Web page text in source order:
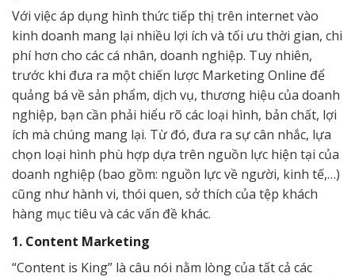
Với việc áp dụng hình thức tiếp thị trên internet vào
kinh doanh mang lại nhiều lợi ích và tối ưu thời gian, chi
phí hơn cho các cá nhân, doanh nghiệp. Tuy nhiên,
trước khi đưa ra một chiến lược Marketing Online để
quảng bá về sản phẩm, dịch vụ, thương hiệu của doanh
nghiệp, bạn cần phải hiểu rõ các loại hình, bản chất, lợi
ích mà chúng mang lại. Từ đó, đưa ra sự cân nhắc, lựa
chọn loại hình phù hợp dựa trên nguồn lực hiện tại của
doanh nghiệp (bao gồm: nguồn lực về người, kinh tế,…)
cũng như hành vi, thói quen, sở thích của tệp khách
hàng mục tiêu và các vấn đề khác.
1. Content Marketing
“Content is King” là câu nói nằm lòng của tất cả các